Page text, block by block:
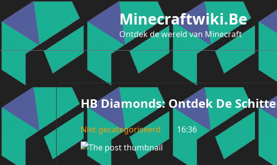
naar
de
inhoud
Minecraftwiki.be
Ontdek de wereld van Minecraft
HB Diamonds: Ontdek De
Niet gecategoriseerd 16:36